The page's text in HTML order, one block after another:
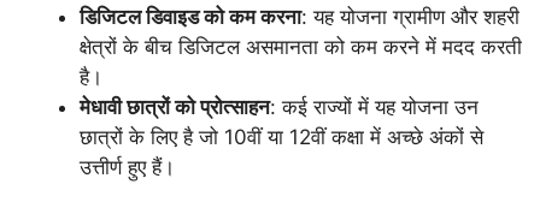
डिजिटल डिवाइड को कम करना: यह योजना ग्रामीण और शहरी
क्षेत्रों के बीच डिजिटल असमानता को कम करने में मदद करती
है।
मेधावी छात्रों को प्रोत्साहन: कई राज्यों में यह योजना उन
छात्रों के लिए है जो 10वीं या 12वीं कक्षा में अच्छे अंकों से
उत्तीर्ण हुए हैं।